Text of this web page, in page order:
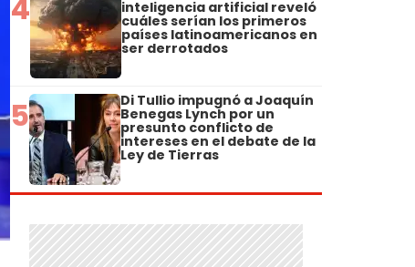
4 inteligencia artificial reveló
cuáles serían los primeros
países latinoamericanos en
ser derrotados
5 Di Tullio impugnó a Joaquín
Benegas Lynch por un
presunto conflicto de
intereses en el debate de la
Ley de Tierras